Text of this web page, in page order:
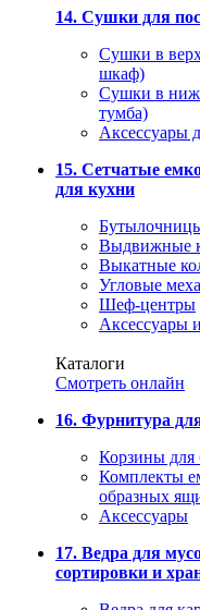
14. Сушки для
Сушки в
шкаф)
Сушки в
тумба)
Аксессуары
15. Сетчатые
для кухни
Выдвижные
Выкатные
Угловые
Шеф-центры
Аксессуары
Каталоги
Смотреть онлайн
16. Фурнитура
Корзины для
Комплекты
образных
Аксессуары
17. Ведра для
сортировки и